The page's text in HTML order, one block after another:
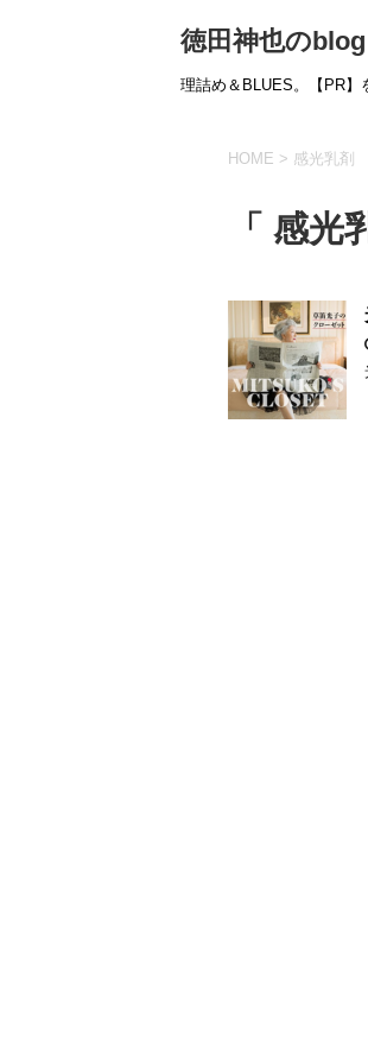
徳田神也のblog
理詰め＆BLUES。【PR】
HOME > 感光乳剤
「 感光